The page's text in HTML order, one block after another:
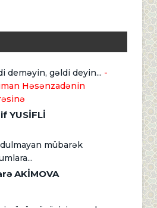
deməyin, gəldi deyin... -
Həsənzadənin
YUSİFLİ
mübarək
AKİMOVA